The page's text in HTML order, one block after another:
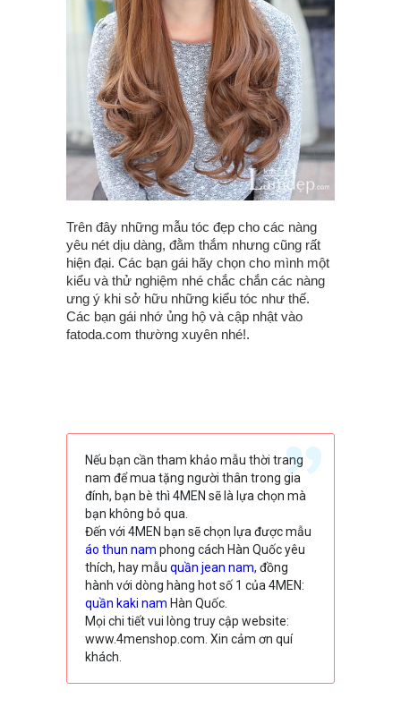
Trên đây những mẫu tóc đẹp cho các nàng
yêu nét dịu dàng, đằm thắm nhưng cũng rất
hiện đại. Các bạn gái hãy chọn cho mình một
kiểu và thử nghiệm nhé chắc chắn các nàng
ưng ý khi sở hữu những kiểu tóc như thế.
Các bạn gái nhớ ủng hộ và cập nhật vào
fatoda.com thường xuyên nhé!.
Nếu bạn cần tham khảo mẫu thời trang
nam để mua tặng người thân trong gia
đính, bạn bè thì 4MEN sẽ là lựa chọn mà
bạn không bỏ qua.
Đến với 4MEN bạn sẽ chọn lựa được mẫu
áo thun nam phong cách Hàn Quốc yêu
thích, hay mẫu quần jean nam, đồng
hành với dòng hàng hot số 1 của 4MEN:
quần kaki nam Hàn Quốc.
Mọi chi tiết vui lòng truy cập website:
www.4menshop.com. Xin cảm ơn quí
khách.